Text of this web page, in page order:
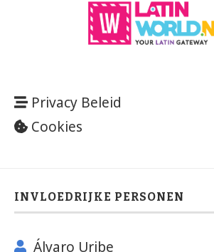
Privacy Beleid
Cookies
INVLOEDRIJKE PERSONEN
Álvaro Uribe